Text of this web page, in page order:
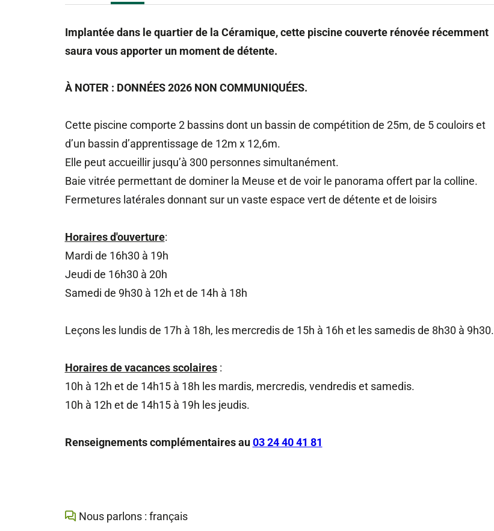
Implantée dans le quartier de la Céramique, cette piscine couverte rénovée récemment
saura vous apporter un moment de détente.
À NOTER : DONNÉES 2026 NON COMMUNIQUÉES.
Cette piscine comporte 2 bassins dont un bassin de compétition de 25m, de 5 couloirs et
d’un bassin d’apprentissage de 12m x 12,6m.
Elle peut accueillir jusqu’à 300 personnes simultanément.
Baie vitrée permettant de dominer la Meuse et de voir le panorama offert par la colline.
Fermetures latérales donnant sur un vaste espace vert de détente et de loisirs
Horaires d'ouverture:
Mardi de 16h30 à 19h
Jeudi de 16h30 à 20h
Samedi de 9h30 à 12h et de 14h à 18h
Leçons les lundis de 17h à 18h, les mercredis de 15h à 16h et les samedis de 8h30 à 9h30.
Horaires de vacances scolaires:
10h à 12h et de 14h15 à 18h les mardis, mercredis, vendredis et samedis.
10h à 12h et de 14h15 à 19h les jeudis.
Renseignements complémentaires au03 24 40 41 81
Nous parlons : français